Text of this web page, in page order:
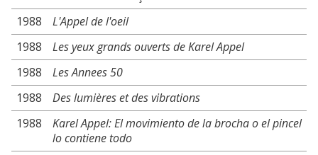
1988
L'Appel de l'oeil
1988
Les yeux grands ouverts de Karel Appel
1988
Les Annees 50
1988
Des lumières et des vibrations
1988
Karel Appel: El movimiento de la brocha o el pincel
lo contiene todo